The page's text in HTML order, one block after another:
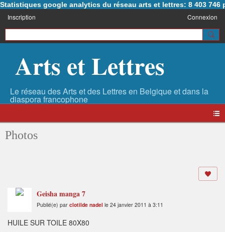
Statistiques google analytics du réseau arts et lettres: 8 403 746
Inscription Connexion
Arts et Lettres
Photos
Geisha manga 7
Publié(e) par clotilde nadel le 24 janvier 2011 à 3:11
HUILE SUR TOILE 80X80